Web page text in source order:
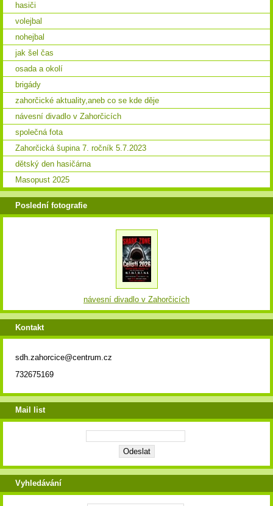
hasiči
volejbal
nohejbal
jak šel čas
osada a okolí
brigády
zahorčické aktuality,aneb co se kde děje
návesní divadlo v Zahorčicích
společná fota
Zahorčická šupina 7. ročník 5.7.2023
dětský den hasičárna
Masopust 2025
Poslední fotografie
návesní divadlo v Zahorčicích
Kontakt
sdh.zahorcice@centrum.cz
732675169
Mail list
Vyhledávání